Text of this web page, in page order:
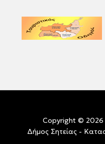
Copyright © 2026
Δήμος Σητείας -